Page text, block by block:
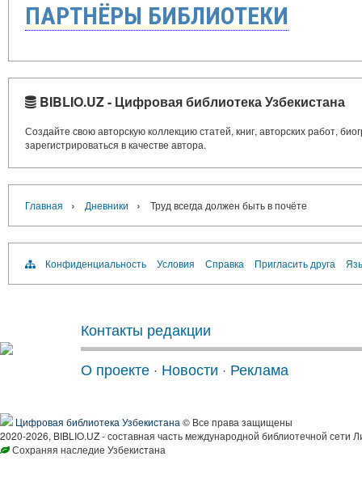
ПАРТНЁРЫ БИБЛИОТЕКИ
BIBLIO.UZ - Цифровая библиотека Узбекистана
Создайте свою авторскую коллекцию статей, книг, авторских работ,
зарегистрироваться в качестве автора.
Главная › Дневники › Труд всегда должен быть в почёте
Конфиденциальность Условия Справка Пригласить друга
Контакты редакции
О проекте · Новости · Реклама
Цифровая библиотека Узбекистана © Все права защищены
2020-2026, BIBLIO.UZ - составная часть международной библиотечной сети
Сохраняя наследие Узбекистана